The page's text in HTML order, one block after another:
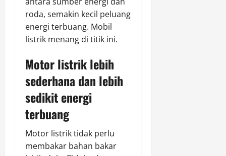
roda, semakin kecil peluang
energi terbuang. Mobil
listrik menang di titik ini.
Motor listrik lebih
sederhana dan lebih
sedikit energi
terbuang
Motor listrik tidak perlu
membakar bahan bakar